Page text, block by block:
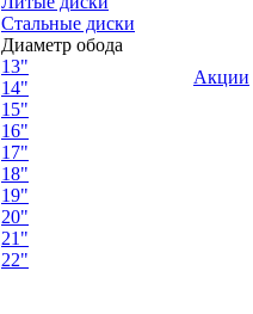
Стальные диски
Диаметр обода
13"
14"
15"
16"
17"
18"
19"
20"
21"
22"
Акции